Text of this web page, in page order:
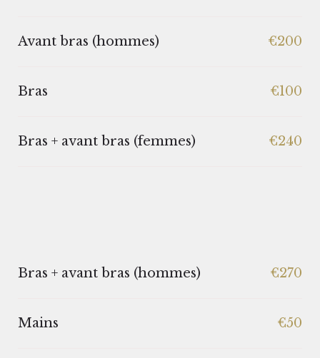
Avant bras (hommes) €200
Bras €100
Bras + avant bras (femmes) €240
Bras + avant bras (hommes) €270
Mains €50